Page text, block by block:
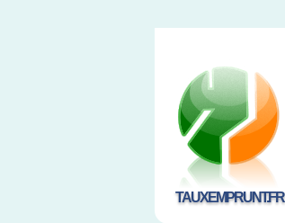
TAUXEMPRUNT.FR